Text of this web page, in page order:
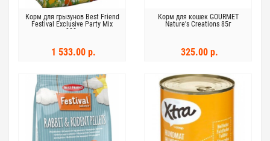
Корм для грызунов Best Friend
Festival Exclusive Party Mix
900г
1 533.00 р.
Корм для кошек GOURMET
Nature's Creations 85г
325.00 р.